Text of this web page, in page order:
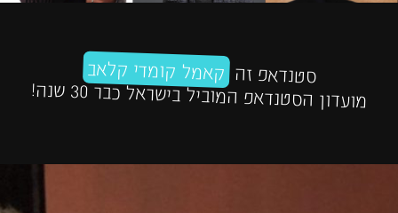
סטנדאפ זה קאמל קומדי קלאב
מועדון הסטנדאפ המוביל בישראל כבר 30 שנה!